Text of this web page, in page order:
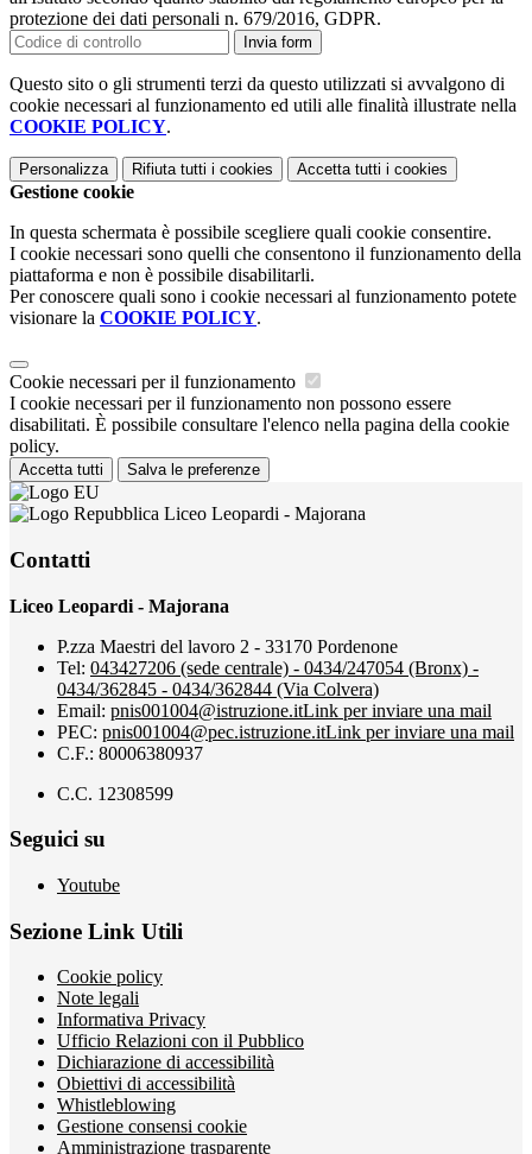
protezione dei dati personali n. 679/2016, GDPR.
Invia form
Questo sito o gli strumenti terzi da questo utilizzati si avvalgono di
cookie necessari al funzionamento ed utili alle finalità illustrate nella
COOKIE POLICY.
Personalizza Rifiuta tutti i cookies Accetta tutti i cookies
Gestione cookie
In questa schermata è possibile scegliere quali cookie consentire.
I cookie necessari sono quelli che consentono il funzionamento della
piattaforma e non è possibile disabilitarli.
Per conoscere quali sono i cookie necessari al funzionamento potete
visionare la COOKIE POLICY.
Cookie necessari per il funzionamento
I cookie necessari per il funzionamento non possono essere
disabilitati. È possibile consultare l'elenco nella pagina della cookie
policy.
Accetta tutti Salva le preferenze
Liceo Leopardi - Majorana
Contatti
Liceo Leopardi - Majorana
P.zza Maestri del lavoro 2 - 33170 Pordenone
Tel: 043427206 (sede centrale) - 0434/247054 (Bronx) -
0434/362845 - 0434/362844 (Via Colvera)
Email: pnis001004@istruzione.itLink per inviare una mail
PEC: pnis001004@pec.istruzione.itLink per inviare una mail
C.F.: 80006380937
C.C. 12308599
Seguici su
Youtube
Sezione Link Utili
Cookie policy
Note legali
Informativa Privacy
Ufficio Relazioni con il Pubblico
Dichiarazione di accessibilità
Obiettivi di accessibilità
Whistleblowing
Gestione consensi cookie
Amministrazione trasparente